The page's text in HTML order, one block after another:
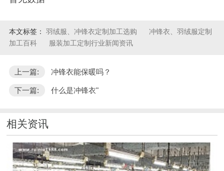
本文标签： 羽绒服、冲锋衣定制加工选购
冲锋衣、羽绒服定制
加工百科
服装加工定制行业新闻资讯
上一篇: 冲锋衣能保暖吗？
下一篇: 什么是冲锋衣"
相关资讯